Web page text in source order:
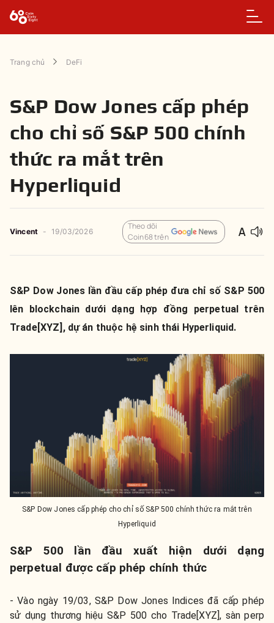
Trang chủ DeFi
S&P Dow Jones cấp phép
cho chỉ số S&P 500 chính
thức ra mắt trên
Hyperliquid
Vincent - 19/03/2026
Theo dõi
Coin68 trên
S&P Dow Jones lần đầu cấp phép đưa chỉ số S&P 500
lên blockchain dưới dạng hợp đồng perpetual trên
Trade[XYZ], dự án thuộc hệ sinh thái Hyperliquid.
S&P Dow Jones cấp phép cho chỉ số S&P 500 chính thức ra mắt trên
Hyperliquid
S&P 500 lần đầu xuất hiện dưới dạng
perpetual được cấp phép chính thức
- Vào ngày 19/03, S&P Dow Jones Indices đã cấp phép
sử dụng thương hiệu S&P 500 cho Trade[XYZ], sàn perp